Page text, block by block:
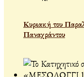
Κυριακή του
Παναχράντου